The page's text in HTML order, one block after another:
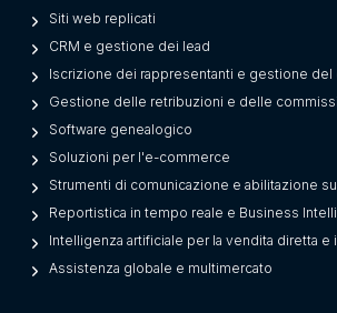
Siti web replicati
CRM e gestione dei lead
Iscrizione dei rappresentanti e gestione del
Gestione delle retribuzioni e delle
Software genealogico
Soluzioni per l'e-commerce
Strumenti di comunicazione e abilitazione
Reportistica in tempo reale e Business
Intelligenza artificiale per la vendita diretta e
Assistenza globale e multimercato